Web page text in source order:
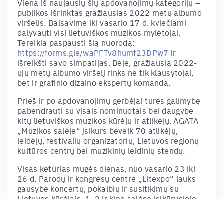
Viena iš naujausių šių apdovanojimų kategorijų –
publikos išrinktas gražiausias 2022 metų albumo
viršelis. Balsavime iki vasario 17 d. kviečiami
dalyvauti visi lietuviškos muzikos mylėtojai.
Tereikia paspausti šią nuorodą:
https://forms.gle/waPFTv8humf23DPw7 ir
išreikšti savo simpatijas. Beje, gražiausią 2022-
ųjų metų albumo viršelį rinks ne tik klausytojai,
bet ir grafinio dizaino ekspertų komanda.
Prieš ir po apdovanojimų gerbėjai turės galimybę
pabendrauti su visais nominuotais bei daugybe
kitų lietuviškos muzikos kūrėjų ir atlikėjų. AGATA
„Muzikos salėje“ įsikurs beveik 70 atlikėjų,
leidėjų, festivalių organizatorių, Lietuvos regionų
kultūros centrų bei muzikinių leidinių stendų.
Visas keturias mugės dienas, nuo vasario 23 iki
26 d. Parodų ir kongresų centre „Litexpo“ lauks
gausybė koncertų, pokalbių ir susitikimų su